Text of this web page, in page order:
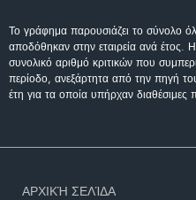
Το γράφημα παρουσιάζει το σύνολο
αποδόθηκαν στην εταιρεία ανά έτος. Η
συνολικό αριθμό κριτικών που
περίοδο, ανεξάρτητα από την πηγή
έτη για τα οποία υπήρχαν διαθέσιμες
ΑΡΧΙΚΉ ΣΕΛΊΔΑ